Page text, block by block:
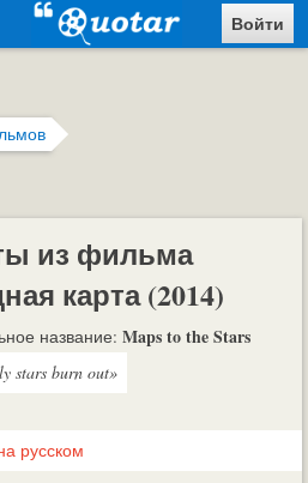
Войти
из фильма
карта (2014)
название: Maps to the Stars
stars burn out»
русском